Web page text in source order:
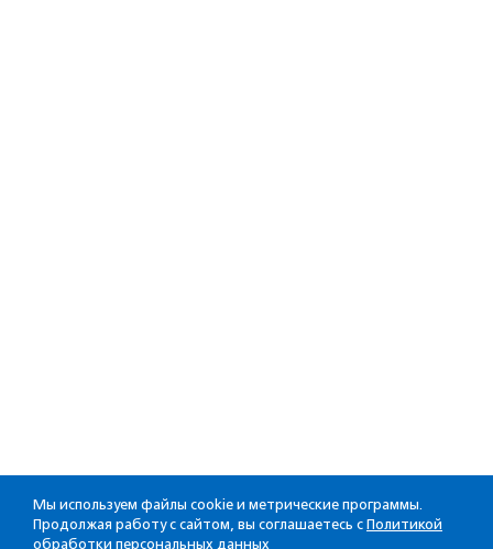
Мы используем файлы cookie и метрические программы.
Продолжая работу с сайтом, вы соглашаетесь с Политикой
обработки персональных данных